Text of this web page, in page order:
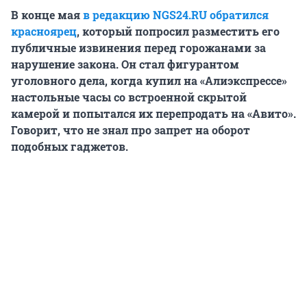
В конце маяв редакцию NGS24.RU обратился
красноярец, который попросил разместить его
публичные извинения перед горожанами за
нарушение закона. Он стал фигурантом
уголовного дела, когда купил на «Алиэкспрессе»
настольные часы со встроенной скрытой
камерой и попытался их перепродать на «Авито».
Говорит, что не знал про запрет на оборот
подобных гаджетов.